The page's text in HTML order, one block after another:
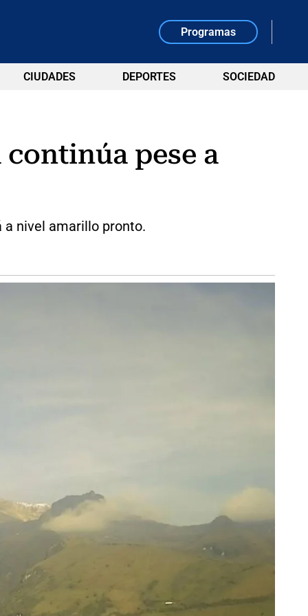
Programas
CIUDADES DEPORTES SOCIEDAD
pese a
a nivel amarillo pronto.